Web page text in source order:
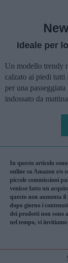
Ideale per
Un modello trendy
calzato ai piedi tutti
per una
indossato da
In questo articolo
online su Amazon e/o
piccole commissioni
venisse fatto un
questo non aumenta
dopo giorno i
dei prodotti non sono
nel tempo, vi